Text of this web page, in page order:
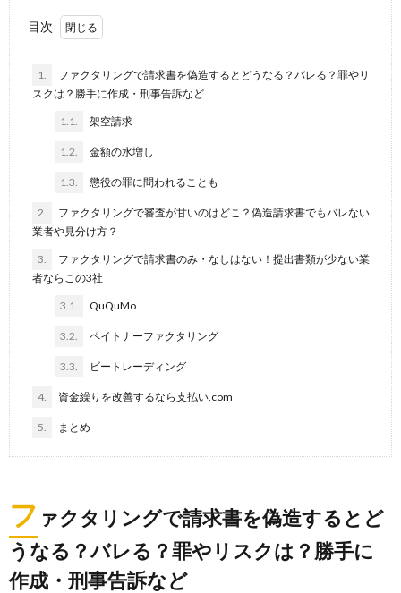
目次
1.
ファクタリングで請求書を偽造するとどうなる？バレる？罪やリ
スクは？勝手に作成・刑事告訴など
1.1. 架空請求
1.2. 金額の水増し
1.3. 懲役の罪に問われることも
2.
ファクタリングで審査が甘いのはどこ？偽造請求書でもバレない
業者や見分け方？
3.
ファクタリングで請求書のみ・なしはない！提出書類が少ない業
者ならこの3社
3.1. QuQuMo
3.2. ペイトナーファクタリング
3.3. ビートレーディング
4. 資金繰りを改善するなら支払い.com
5. まとめ
フ ァクタリングで請求書を偽造するとど
うなる？バレる？罪やリスクは？勝手に
作成・刑事告訴など